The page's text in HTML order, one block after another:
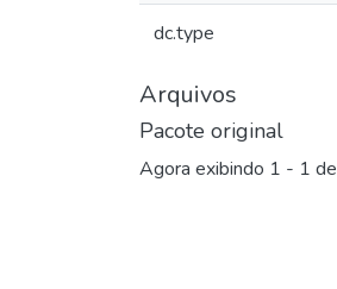
dc.type
Arquivos
Pacote original
Agora exibindo 1 - 1